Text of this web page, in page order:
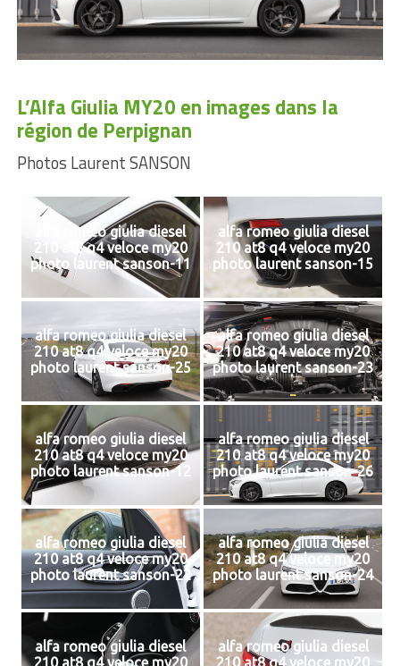
L’Alfa Giulia MY20 en images dans la
région de Perpignan
Photos Laurent SANSON
alfa romeo giulia diesel
210 at8 q4 veloce my20
photo laurent sanson-11
alfa romeo giulia diesel
210 at8 q4 veloce my20
photo laurent sanson-15
alfa romeo giulia diesel
210 at8 q4 veloce my20
photo laurent sanson-25
alfa romeo giulia diesel
210 at8 q4 veloce my20
photo laurent sanson-23
alfa romeo giulia diesel
210 at8 q4 veloce my20
photo laurent sanson-12
alfa romeo giulia diesel
210 at8 q4 veloce my20
photo laurent sanson-26
alfa romeo giulia diesel
210 at8 q4 veloce my20
photo laurent sanson-22
alfa romeo giulia diesel
210 at8 q4 veloce my20
photo laurent sanson-24
alfa romeo giulia diesel
210 at8 q4 veloce my20
alfa romeo giulia diesel
210 at8 q4 veloce my20